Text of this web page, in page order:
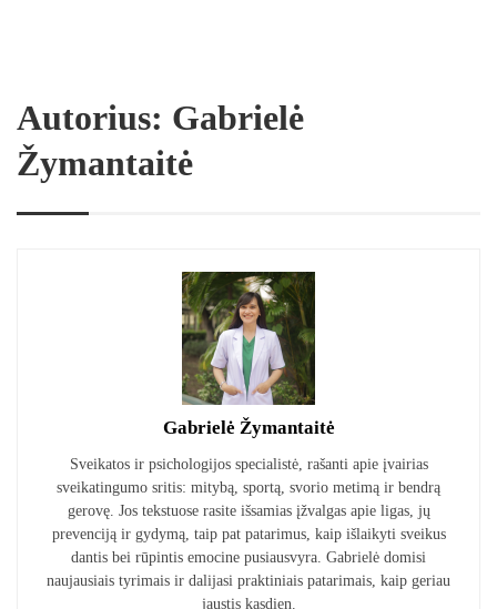
Autorius: Gabrielė
Žymantaitė
Gabrielė Žymantaitė
Sveikatos ir psichologijos specialistė, rašanti apie įvairias
sveikatingumo sritis: mitybą, sportą, svorio metimą ir bendrą
gerovę. Jos tekstuose rasite išsamias įžvalgas apie ligas, jų
prevenciją ir gydymą, taip pat patarimus, kaip išlaikyti sveikus
dantis bei rūpintis emocine pusiausvyra. Gabrielė domisi
naujausiais tyrimais ir dalijasi praktiniais patarimais, kaip geriau
jaustis kasdien.